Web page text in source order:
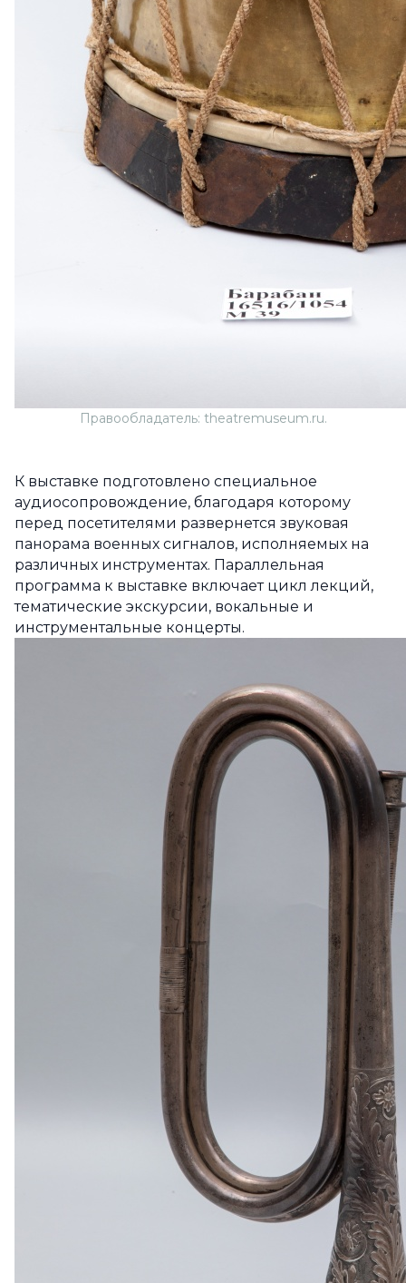
Правообладатель: theatremuseum.ru.
К выставке подготовлено специальное
аудиосопровождение, благодаря которому
перед посетителями развернется звуковая
панорама военных сигналов, исполняемых на
различных инструментах. Параллельная
программа к выставке включает цикл лекций,
тематические экскурсии, вокальные и
инструментальные концерты.